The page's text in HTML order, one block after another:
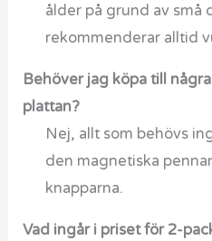
ålder på grund av små
rekommenderar alltid
Behöver jag köpa till
plattan?
Nej, allt som behövs
den magnetiska
knapparna.
Vad ingår i priset för 2-